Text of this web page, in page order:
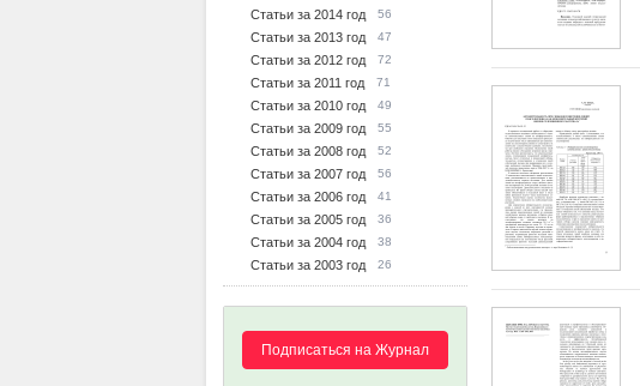
Статьи за 2014 год 56
Статьи за 2013 год 47
Статьи за 2012 год 72
Статьи за 2011 год 71
Статьи за 2010 год 49
Статьи за 2009 год 55
Статьи за 2008 год 52
Статьи за 2007 год 56
Статьи за 2006 год 41
Статьи за 2005 год 36
Статьи за 2004 год 38
Статьи за 2003 год 26
Подписаться на Журнал